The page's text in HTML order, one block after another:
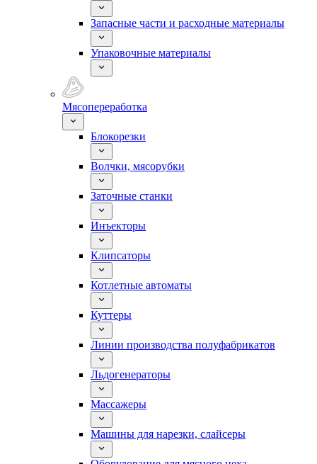
Запасные части и расходные материалы
Упаковочные материалы
Мясопереработка
Блокорезки
Волчки, мясорубки
Заточные станки
Инъекторы
Клипсаторы
Котлетные автоматы
Куттеры
Линии производства полуфабрикатов
Льдогенераторы
Массажеры
Машины для нарезки, слайсеры